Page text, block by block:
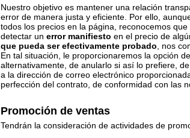
Nuestro objetivo es mantener una relación
error de manera justa y eficiente. Por ello,
todos los precios en la página, reconocemos
detectar un error manifiesto en el precio de
que pueda ser efectivamente probado , nos
En tal situación, le proporcionaremos la opción
alternativamente, de anularlo si así lo prefiere,
a la dirección de correo electrónico
perfección del contrato, de conformidad con las
Promoción de ventas
Tendrán la consideración de actividades de